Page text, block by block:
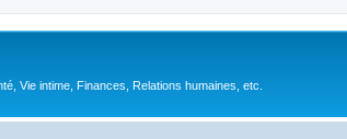
Vie intime, Finances, Relations humaines, etc.